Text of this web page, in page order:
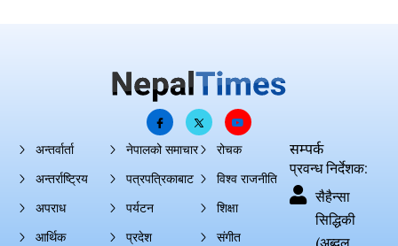
अन्तर्वार्ता
अन्तर्राष्ट्रिय
अपराध
आर्थिक
नेपालको समाचार
पत्रपत्रिकाबाट
पर्यटन
प्रदेश
रोचक
विश्व राजनीति
शिक्षा
संगीत
सम्पर्क
प्रवन्ध निर्देशक:
सैहैन्सा
सिद्धिकी